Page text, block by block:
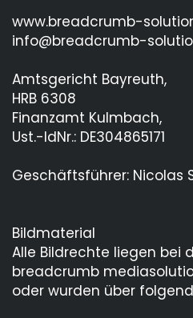
www.breadcrumb-
info@breadcrumb-
Amtsgericht Bayreuth,
HRB 6308
Finanzamt Kulmbach,
Ust.-IdNr.: DE304865171
Geschäftsführer: Nicolas
Bildmaterial
Alle Bildrechte liegen bei
breadcrumb
oder wurden über